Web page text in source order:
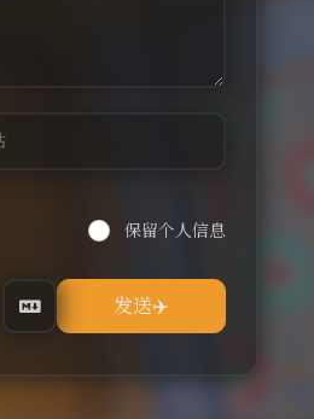
保留个人信息